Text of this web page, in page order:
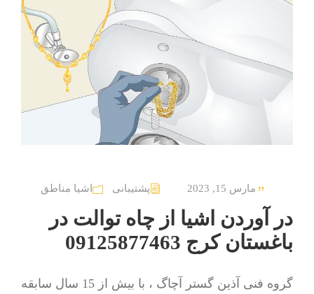
مارس 15, 2023 پشتیبانی اشیا مناطق
در آوردن اشیا از چاه توالت در
باغستان کرج 09125877463
گروه فنی آذین گستر آچاگ ، با بیش از 15 سال سابقه